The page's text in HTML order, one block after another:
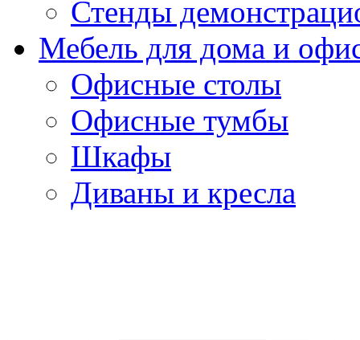
Стенды
Мебель для дома и
Офисные столы
Офисные тумбы
Шкафы
Диваны и кресла